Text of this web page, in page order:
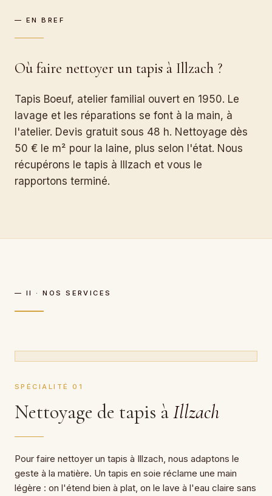
— EN BREF
Où faire nettoyer un tapis à Illzach ?
Tapis Boeuf, atelier familial ouvert en 1950. Le
lavage et les réparations se font à la main, à
l'atelier. Devis gratuit sous 48 h. Nettoyage dès
50 € le m² pour la laine, plus selon l'état. Nous
récupérons le tapis à Illzach et vous le
rapportons terminé.
— II · NOS SERVICES
SPÉCIALITÉ 01
Nettoyage de tapis àIllzach
Pour faire nettoyer un tapis à Illzach, nous adaptons le
geste à la matière. Un tapis en soie réclame une main
légère : on l'étend bien à plat, on le lave à l'eau claire sans